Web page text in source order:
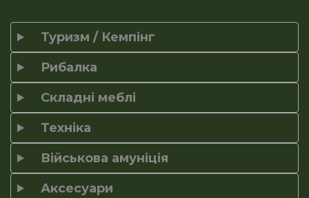
Туризм / Кемпінг
Рибалка
Складні меблі
Техніка
Військова амуніція
Аксесуари